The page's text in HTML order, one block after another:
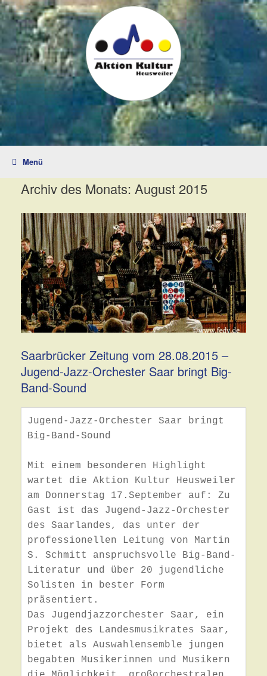
Zum
Inhalt
springen
Menü
Archiv des Monats: August 2015
Saarbrücker Zeitung vom 28.08.2015 –
Jugend-Jazz-Orchester Saar bringt Big-
Band-Sound
Jugend-Jazz-Orchester Saar bringt
Big-Band-Sound
Mit einem besonderen Highlight
wartet die Aktion Kultur Heusweiler
am Donnerstag 17.September auf: Zu
Gast ist das Jugend-Jazz-Orchester
des Saarlandes, das unter der
professionellen Leitung von Martin
S. Schmitt anspruchsvolle Big-Band-
Literatur und über 20 jugendliche
Solisten in bester Form
präsentiert.
Das Jugendjazzorchester Saar, ein
Projekt des Landesmusikrates Saar,
bietet als Auswahlensemble jungen
begabten Musikerinnen und Musikern